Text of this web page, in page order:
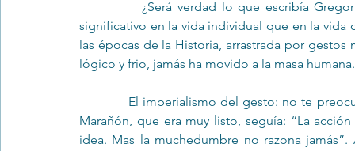
significativo en la vida individual que en la
las épocas de la Historia, arrastrada por
lógico y frio, jamás ha movido a la masa
Marañón, que era muy listo, seguía: “La
idea. Mas la muchedumbre no razona